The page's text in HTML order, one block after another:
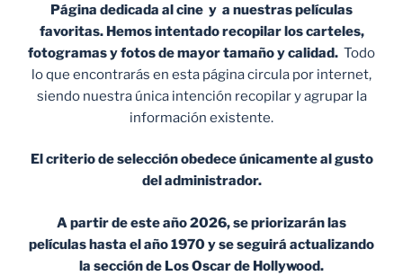
Página dedicada al cine y a nuestras películas
favoritas. Hemos intentado recopilar los carteles,
fotogramas y fotos de mayor tamaño y calidad. Todo
lo que encontrarás en esta página circula por internet,
siendo nuestra única intención recopilar y agrupar la
información existente.
El criterio de selección obedece únicamente al gusto
del administrador.
A partir de este año 2026, se priorizarán las
películas hasta el año 1970 y se seguirá actualizando
la sección de Los Oscar de Hollywood.